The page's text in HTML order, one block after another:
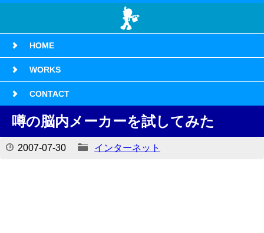
HOME
WORKS
CONTACT
噂の脳内メーカーを試してみた
2007-07-30 インターネット